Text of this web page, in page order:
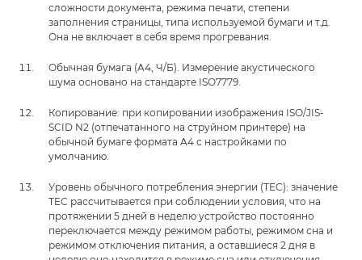
сложности документа, режима печати, степени
заполнения страницы, типа используемой бумаги и т.д.
Она не включает в себя время прогревания.
Обычная бумага (A4, Ч/Б). Измерение акустического
шума основано на стандарте ISO7779.
Копирование: при копировании изображения ISO/JIS-
SCID N2 (отпечатанного на струйном принтере) на
обычной бумаге формата A4 с настройками по
умолчанию.
Уровень обычного потребления энергии (TEC): значение
TEC рассчитывается при соблюдении условия, что на
протяжении 5 дней в неделю устройство постоянно
переключается между режимом работы, режимом сна и
режимом отключения питания, а оставшиеся 2 дня в